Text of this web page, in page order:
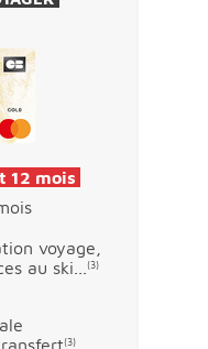
12 mois
voyage,
au ski...
(3)
(3)